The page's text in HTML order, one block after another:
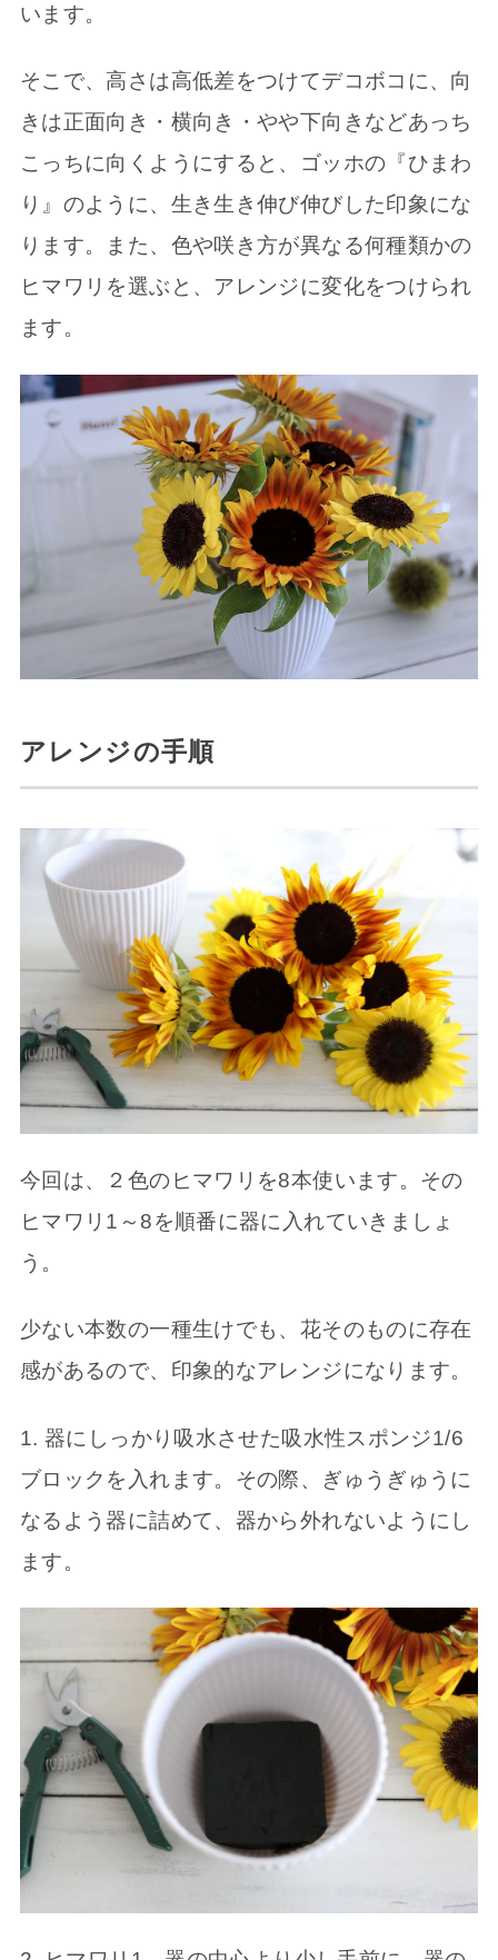
います。
そこで、高さは高低差をつけてデコボコに、向
きは正面向き・横向き・やや下向きなどあっち
こっちに向くようにすると、ゴッホの『ひまわ
り』のように、生き生き伸び伸びした印象にな
ります。また、色や咲き方が異なる何種類かの
ヒマワリを選ぶと、アレンジに変化をつけられ
ます。
アレンジの手順
今回は、２色のヒマワリを8本使います。その
ヒマワリ1～8を順番に器に入れていきましょ
う。
少ない本数の一種生けでも、花そのものに存在
感があるので、印象的なアレンジになります。
1. 器にしっかり吸水させた吸水性スポンジ1/6
ブロックを入れます。その際、ぎゅうぎゅうに
なるよう器に詰めて、器から外れないようにし
ます。